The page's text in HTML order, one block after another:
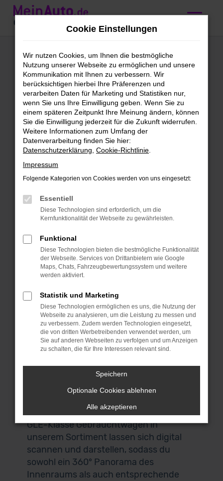
Zum
Hauptinhalt
Mercedes-Benz
GLE-Klasse
Gebrauchtwagen
kaufen mit
Lieferservice nach
Nürnberg
Mercedes-Benz GLE-Klasse
Gebrauchtwagen – direkt zu dir
nach Nürnberg
dieser Gelegenheit kannst du dich gleich
bei unseren Mercedes-Benz GLE-Klasse
Gebrauchtwagen umsehen und das
passende Fahrzeug für dich finden.
Umgebung kommst, laden wir dich
herzlich zu uns nach Garching ein. Das
liegt bei München und ist über die
Autobahn perfekt zu erreichen. Keine
Zeit? Keine Lust? Kein Problem! Wir
Nürnberg und auf Wunsch vor deine
Haustür. Auch für den Autokauf
nicht zu verlassen. Alle Mercedes-Benz
GLE-Klasse Gebrauchtwagen in
unserem Sortiment lassen sich digital
scannen und darstellen, sodass du
sowohl ein 360° Panorama des
Innenraums als auch entsprechende
Cookie Einstellungen
Wir nutzen Cookies, um Ihnen die bestmögliche
Nutzung unserer Webseite zu ermöglichen und unsere
Kommunikation mit Ihnen zu verbessern. Wir
berücksichtigen hierbei Ihre Präferenzen und
verarbeiten Daten für Marketing und Statistiken nur,
wenn Sie uns Ihre Einwilligung geben. Wenn Sie zu
einem späteren Zeitpunkt Ihre Meinung ändern, können
Sie die Einwilligung jederzeit für die Zukunft widerrufen.
Weitere Informationen zum Umfang der
Datenverarbeitung finden Sie hier:
Datenschutzerklärung Cookie-Richtlinie
Impressum
Folgende Kategorien von Cookies werden von uns eingesetzt:
Essentiell
Diese Technologien sind erforderlich, um die
Kernfunktionalität der Webseite zu gewährleisten.
Funktional
Diese Technologien bieten die bestmögliche Funktionalität
der Webseite. Services von Drittanbietern wie Google
Maps, Chats, Fahrzeugbewertungssystem und weitere
werden aktiviert.
Statistik und Marketing
Diese Technologien ermöglichen es uns, die Nutzung der
Webseite zu analysieren, um die Leistung zu messen und
zu verbessern. Zudem werden Technologien eingesetzt,
die von dritten Werbetreibenden verwendet werden, um
Sie auf anderen Webseiten zu verfolgen und um Anzeigen
zu schalten, die für Ihre Interessen relevant sind.
Speichern
Optionale Cookies ablehnen
Alle akzeptieren